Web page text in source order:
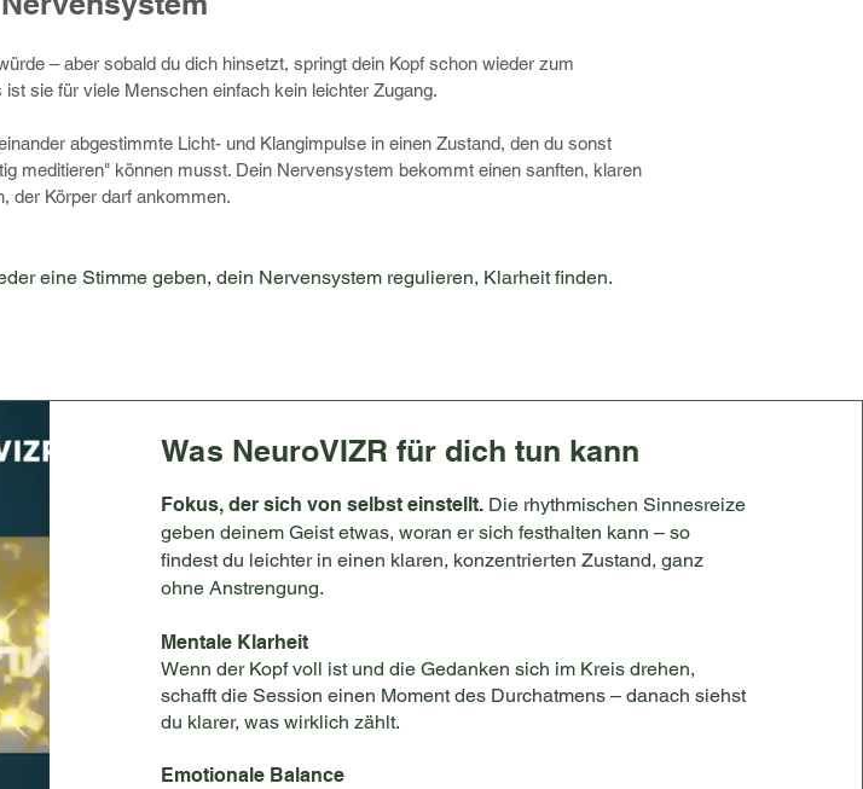
– aber sobald du dich hinsetzt, springt dein Kopf schon wieder zum
sie für viele Menschen einfach kein leichter Zugang.
abgestimmte Licht- und Klangimpulse in einen Zustand, den du sonst
meditieren" können musst. Dein Nervensystem bekommt einen sanften, klaren
der Körper darf ankommen.
eine Stimme geben, dein Nervensystem regulieren, Klarheit finden.
Was NeuroVIZR für dich tun kann
Fokus, der sich von selbst einstellt. Die rhythmischen Sinnesreize
geben deinem Geist etwas, woran er sich festhalten kann – so
findest du leichter in einen klaren, konzentrierten Zustand, ganz
ohne Anstrengung.
Mentale Klarheit
Wenn der Kopf voll ist und die Gedanken sich im Kreis drehen,
schafft die Session einen Moment des Durchatmens – danach siehst
du klarer, was wirklich zählt.
Emotionale Balance